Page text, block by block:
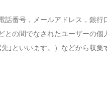
番号，メールアドレス，銀
の間でなされたユーザーの
｣といいます。）などから収集